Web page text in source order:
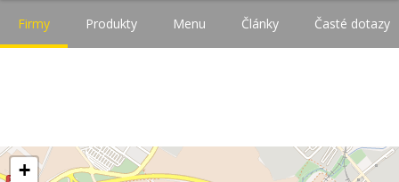
Firmy Produkty Menu Články Časté dotazy
+